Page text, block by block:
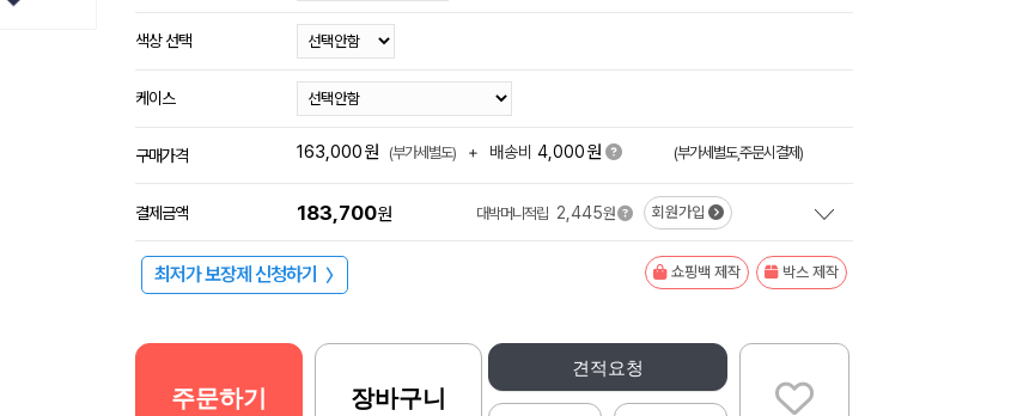
색상 선택
케이스
구매가격 163,000원 (부가세별도) + 배송비 4,000원 (부가세별도,주문시결제)
결제금액 183,700원 대박머니적립 2,445원 회원가입
최저가 보장제 신청하기 〉 쇼핑백 제작 박스 제작
견적요청
주문하기 장바구니